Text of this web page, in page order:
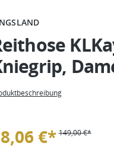
€* 149,00 €*